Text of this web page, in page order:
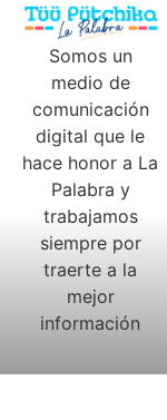
Somos un
medio de
comunicación
digital que le
hace honor a La
Palabra y
trabajamos
siempre por
traerte a la
mejor
información